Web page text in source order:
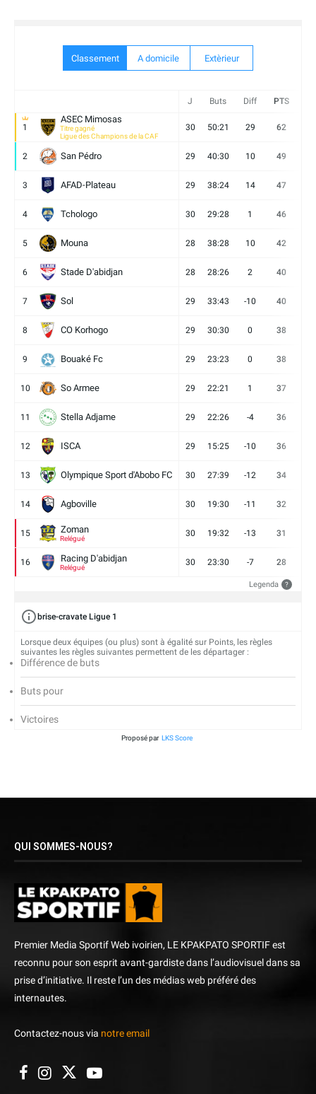
Classement A domicile Extèrieur
J Buts Diff PTS
1
ASEC Mimosas
Titre gagné
Ligue des Champions de la CAF
30 50:21 29 62
2 San Pédro 29 40:30 10 49
3 AFAD-Plateau 29 38:24 14 47
4 Tchologo 30 29:28 1 46
5 Mouna 28 38:28 10 42
6 Stade D'abidjan 28 28:26 2 40
7 Sol 29 33:43 -10 40
8 CO Korhogo 29 30:30 0 38
9 Bouaké Fc 29 23:23 0 38
10 So Armee 29 22:21 1 37
11 Stella Adjame 29 22:26 -4 36
12 ISCA 29 15:25 -10 36
13 Olympique Sport d'Abobo FC 30 27:39 -12 34
14 Agboville 30 19:30 -11 32
15 Zoman
Relégué
30 19:32 -13 31
16 Racing D'abidjan
Relégué
30 23:30 -7 28
Legenda ?
brise-cravate Ligue 1
Lorsque deux équipes (ou plus) sont à égalité sur Points, les règles
suivantes les règles suivantes permettent de les départager :
Différence de buts
Buts pour
Victoires
Proposé par LKS Score
QUI SOMMES-NOUS?
Premier Media Sportif Web ivoirien, LE KPAKPATO SPORTIF est
reconnu pour son esprit avant-gardiste dans l’audiovisuel dans sa
prise d’initiative. Il reste l’un des médias web préféré des
internautes.
Contactez-nous via notre email